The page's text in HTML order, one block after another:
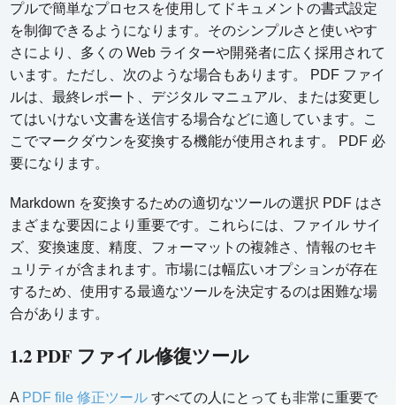
プルで簡単なプロセスを使用してドキュメントの書式設定
を制御できるようになります。そのシンプルさと使いやす
さにより、多くの Web ライターや開発者に広く採用されて
います。ただし、次のような場合もあります。 PDF ファイ
ルは、最終レポート、デジタル マニュアル、または変更し
てはいけない文書を送信する場合などに適しています。こ
こでマークダウンを変換する機能が使用されます。 PDF 必
要になります。
Markdown を変換するための適切なツールの選択 PDF はさ
まざまな要因により重要です。これらには、ファイル サイ
ズ、変換速度、精度、フォーマットの複雑さ、情報のセキ
ュリティが含まれます。市場には幅広いオプションが存在
するため、使用する最適なツールを決定するのは困難な場
合があります。
1.2 PDF ファイル修復ツール
A PDF file 修正ツール すべての人にとっても非常に重要で